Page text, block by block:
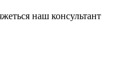
наш консультант